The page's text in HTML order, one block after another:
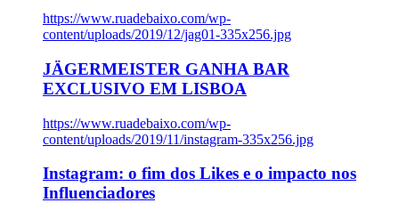
https://www.ruadebaixo.com/wp-
content/uploads/2019/12/jag01-335x256.jpg
JÄGERMEISTER GANHA BAR
EXCLUSIVO EM LISBOA
https://www.ruadebaixo.com/wp-
content/uploads/2019/11/instagram-335x256.jpg
Instagram: o fim dos Likes e o impacto nos
Influenciadores